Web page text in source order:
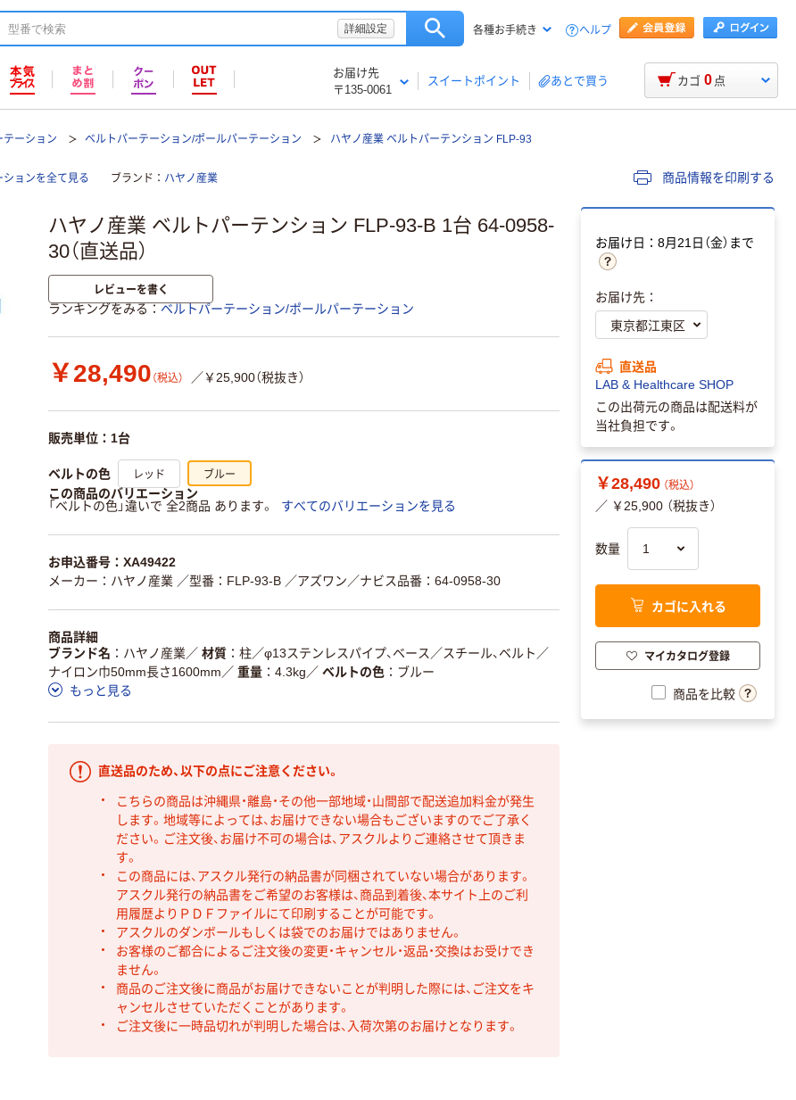
詳細設定 各種お手続き ヘルプ
お届け先
〒135-0061
スイートポイント あとで買う カゴ 0 点
テーション ベルトパーテーション/ポールパーテーション ハヤノ産業 ベルトパーテンション FLP-93
ョンを全て見る ブランド ハヤノ産業 商品情報を印刷する
ハヤノ産業 ベルトパーテンション FLP-93-B 1台 64-0958-
30（直送品）
レビューを書く
ランキングをみる ベルトパーテーション/ポールパーテーション
￥28,490 （税込） ／￥25,900（税抜き）
販売単位：1台
ベルトの色 レッド ブルー
この商品のバリエーション
「ベルトの色」違いで 全2商品 あります。
すべてのバリエーションを見る
お申込番号：XA49422
メーカー：ハヤノ産業 ／型番：FLP-93-B ／アズワン／ナビス品番：64-0958-30
商品詳細
ブランド名
ハヤノ産業 ／ 材質
柱／φ13ステンレスパイプ、ベース／スチール、ベルト／
ナイロン巾50mm長さ1600mm ／ 重量 4.3kg ／ ベルトの色
ブルー
もっと見る
直送品のため、以下の点にご注意ください。
こちらの商品は沖縄県・離島・その他一部地域・山間部で配送追加料金が発生
します。地域等によっては、お届けできない場合もございますのでご了承く
ださい。ご注文後、お届け不可の場合は、アスクルよりご連絡させて頂きま
す。
この商品には、アスクル発行の納品書が同梱されていない場合があります。
アスクル発行の納品書をご希望のお客様は、商品到着後、本サイト上のご利
用履歴よりＰＤＦファイルにて印刷することが可能です。
アスクルのダンボールもしくは袋でのお届けではありません。
お客様のご都合によるご注文後の変更・キャンセル・返品・交換はお受けでき
ません。
商品のご注文後に商品がお届けできないことが判明した際には、ご注文をキ
ャンセルさせていただくことがあります。
ご注文後に一時品切れが判明した場合は、入荷次第のお届けとなります。
お届け日：8月21日（金）まで
お届け先：
直送品
LAB & Healthcare SHOP
この出荷元の商品は配送料が
当社負担です。
￥28,490 （税込）
／ ￥25,900 （税抜き）
数量
カゴに入れる
マイカタログ登録
商品を比較